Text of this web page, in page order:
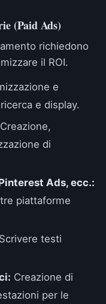
(Paid Ads)
richiedono
il ROI.
e
e display.
Creazione,
di
Ads, ecc.:
piattaforme
Scrivere testi
Creazione di
per le